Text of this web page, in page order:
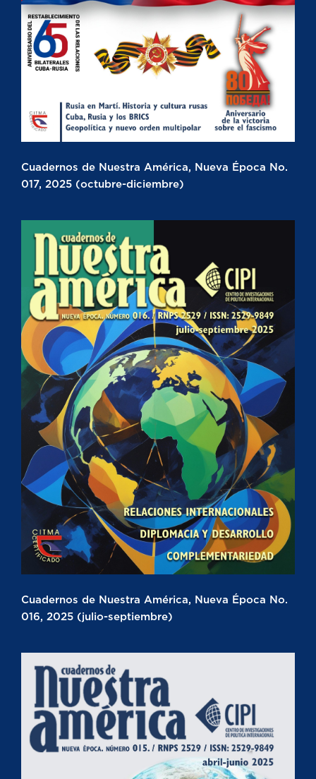
Cuadernos de Nuestra América, Nueva Época No.
017, 2025 (octubre-diciembre)
Cuadernos de Nuestra América, Nueva Época No.
016, 2025 (julio-septiembre)